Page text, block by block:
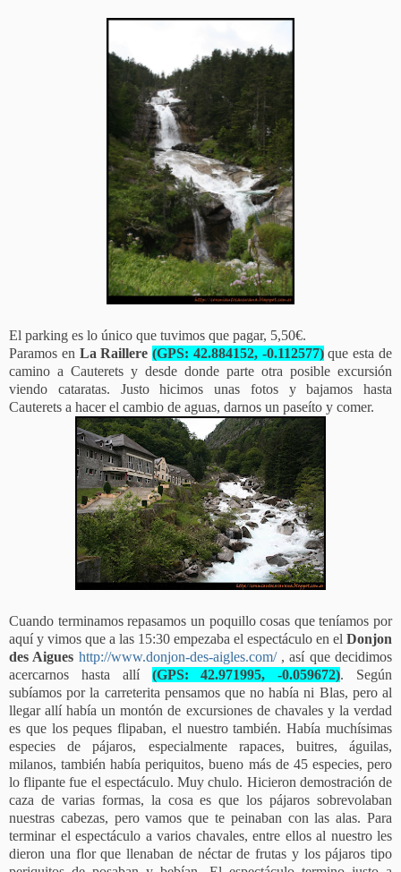
El parking es lo único que tuvimos que pagar, 5,50€.
Paramos en La Raillere (GPS: 42.884152, -0.112577) que esta de
camino a Cauterets y desde donde parte otra posible excursión
viendo cataratas. Justo hicimos unas fotos y bajamos hasta
Cauterets a hacer el cambio de aguas, darnos un paseíto y comer.
Cuando terminamos repasamos un poquillo cosas que teníamos por
aquí y vimos que a las 15:30 empezaba el espectáculo en el Donjon
des Aigues http://www.donjon-des-aigles.com/ , así que decidimos
acercarnos hasta allí (GPS: 42.971995, -0.059672). Según
subíamos por la carreterita pensamos que no había ni Blas, pero al
llegar allí había un montón de excursiones de chavales y la verdad
es que los peques flipaban, el nuestro también. Había muchísimas
especies de pájaros, especialmente rapaces, buitres, águilas,
milanos, también había periquitos, bueno más de 45 especies, pero
lo flipante fue el espectáculo. Muy chulo. Hicieron demostración de
caza de varias formas, la cosa es que los pájaros sobrevolaban
nuestras cabezas, pero vamos que te peinaban con las alas. Para
terminar el espectáculo a varios chavales, entre ellos al nuestro les
dieron una flor que llenaban de néctar de frutas y los pájaros tipo